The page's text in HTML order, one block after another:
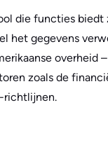
die functies biedt
het gegevens
overheid
zoals de
richtlijnen.